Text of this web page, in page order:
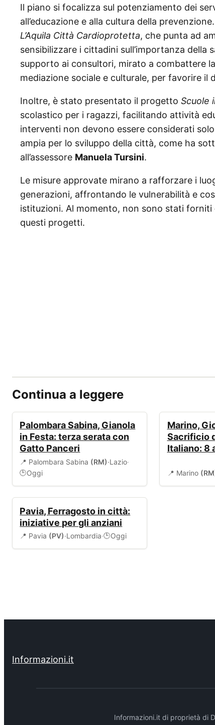
Il piano si focalizza sul potenziamento dei
all’educazione e alla cultura della
L’Aquila Città Cardioprotetta, che punta ad
sensibilizzare i cittadini sull’importanza
supporto ai consultori, mirato a combattere
mediazione sociale e culturale, per favorire il
Inoltre, è stato presentato il progetto Scuole
scolastico per i ragazzi, facilitando attività
interventi non devono essere considerati
ampia per lo sviluppo della città, come ha
all’assessore Manuela Tursini.
Le misure approvate mirano a rafforzare i
generazioni, affrontando le vulnerabilità e
istituzioni. Al momento, non sono stati
questi progetti.
Continua a leggere
Palombara Sabina, Gianola
in Festa: terza serata con
Gatto Panceri
📍 Palombara Sabina (RM)·Lazio·
🕒Oggi
Marino,
Sacrificio
Italiano: 8
📍 Marino
Pavia, Ferragosto in città:
iniziative per gli anziani
📍 Pavia (PV)·Lombardia·🕒Oggi
Informazioni.it
Informazioni.it di proprietà di